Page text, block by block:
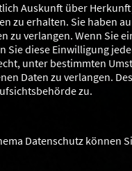
Auskunft über
zu erhalten. Sie haben
zu verlangen. Wenn Sie
Sie diese Einwilligung
unter bestimmten
Daten zu verlangen.
zu.
Datenschutz können